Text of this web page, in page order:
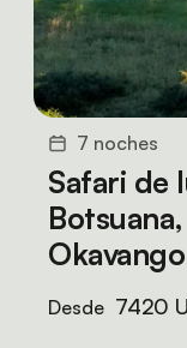
7 noches
Safari de
Okavango
Desde 7420